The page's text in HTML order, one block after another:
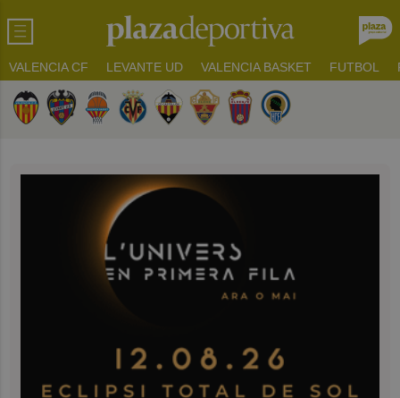
VALENCIA CF LEVANTE UD VALENCIA BASKET FUTBOL